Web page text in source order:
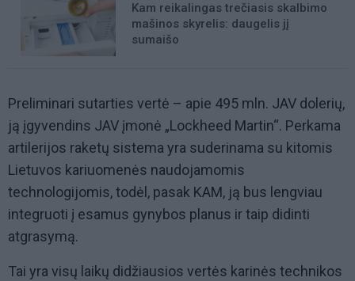
Kam reikalingas trečiasis skalbimo
mašinos skyrelis: daugelis jį
sumaišo
Preliminari sutarties vertė – apie 495 mln. JAV dolerių,
ją įgyvendins JAV įmonė „Lockheed Martin“. Perkama
artilerijos raketų sistema yra suderinama su kitomis
Lietuvos kariuomenės naudojamomis
technologijomis, todėl, pasak KAM, ją bus lengviau
integruoti į esamus gynybos planus ir taip didinti
atgrasymą.
Tai yra visų laikų didžiausios vertės karinės technikos